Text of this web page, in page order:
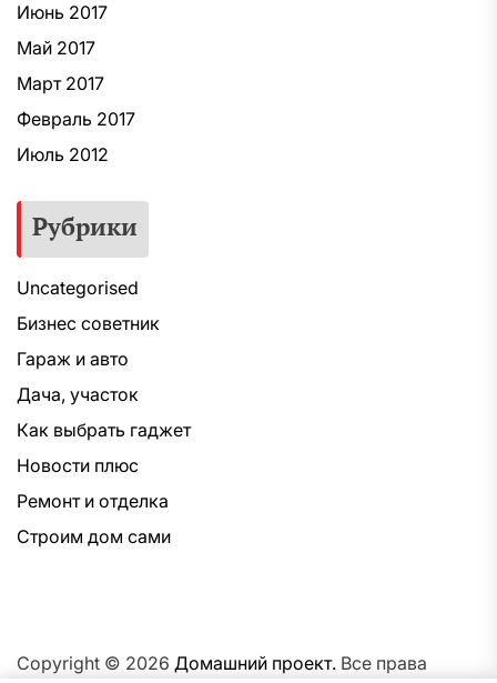
Июнь 2017
Май 2017
Март 2017
Февраль 2017
Июль 2012
Рубрики
Uncategorised
Бизнес советник
Гараж и авто
Дача, участок
Как выбрать гаджет
Новости плюс
Ремонт и отделка
Строим дом сами
Copyright © 2026 Домашний проект. Все права